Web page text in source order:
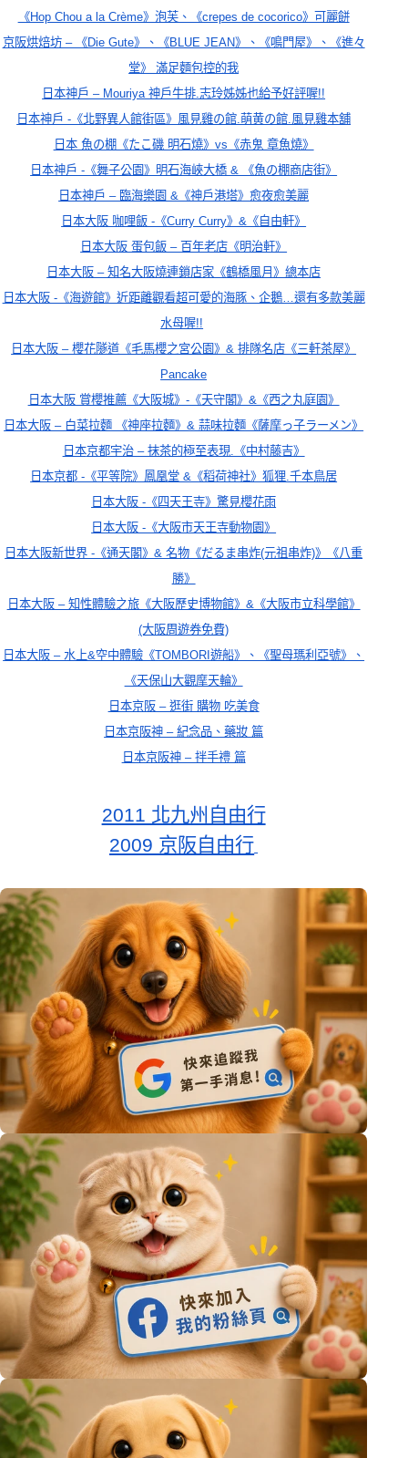
《Hop Chou a la Crème》泡芙、《crepes de cocorico》可麗餅
京阪烘焙坊 – 《Die Gute》、《BLUE JEAN》、《鳴門屋》、《進々
堂》 滿足麵包控的我
日本神戶 – Mouriya 神戶牛排.志玲姊姊也給予好評喔!!
日本神戶 -《北野異人館街區》風見雞の館.萌黄の館.風見雞本舖
日本 魚の棚《たこ磯 明石燒》vs《赤鬼 章魚燒》
日本神戶 -《舞子公園》明石海峽大橋 & 《魚の棚商店街》
日本神戶 – 臨海樂園 &《神戶港塔》愈夜愈美麗
日本大阪 咖哩飯 -《Curry Curry》&《自由軒》
日本大阪 蛋包飯 – 百年老店《明治軒》
日本大阪 – 知名大阪燒連鎖店家《鶴橋風月》總本店
日本大阪 -《海遊館》近距離觀看超可愛的海豚、企鵝…還有多款美麗
水母喔!!
日本大阪 – 櫻花隧道《毛馬櫻之宮公園》& 排隊名店《三軒茶屋》
Pancake
日本大阪 賞櫻推薦《大阪城》-《天守閣》&《西之丸庭園》
日本大阪 – 白菜拉麵 《神座拉麵》& 蒜味拉麵《薩摩っ子ラーメン》
日本京都宇治 – 抹茶的極至表現.《中村藤吉》
日本京都 -《平等院》鳳凰堂 &《稻荷神社》狐狸.千本鳥居
日本大阪 -《四天王寺》驚見櫻花雨
日本大阪 -《大阪市天王寺動物園》
日本大阪新世界 -《通天閣》& 名物《だるま串炸(元祖串炸)》《八重
勝》
日本大阪 – 知性體驗之旅《大阪歷史博物館》&《大阪市立科學館》
(大阪周遊券免費)
日本大阪 – 水上&空中體驗《TOMBORI遊船》、《聖母瑪利亞號》、
《天保山大觀摩天輪》
日本京阪 – 逛街 購物 吃美食
日本京阪神 – 紀念品、藥妝 篇
日本京阪神 – 拌手禮 篇
2011 北九州自由行
2009 京阪自由行